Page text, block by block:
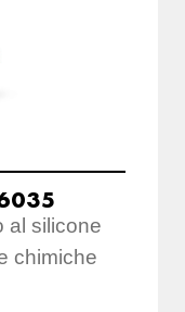
al silicone
chimiche